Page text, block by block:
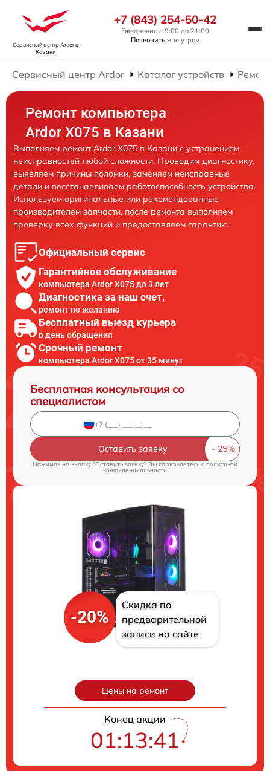
Сервисный центр Ardorв
Казани
+7 (843) 254-50-42
Ежедневно с 9:00 до 21:00
Позвонить мне утром
Сервисный центр Ardor Каталог устройств
Ремонт компьютера
Ardor X075 в Казани
Выполняем ремонт Ardor X075 в Казани с устранением
неисправностей любой сложности. Проводим диагностику,
выявляем причины поломки, заменяем неисправные
детали и восстанавливаем работоспособность устройства.
Используем оригинальные или рекомендованные
производителем запчасти, после ремонта выполняем
проверку всех функций и предоставляем гарантию.
Официальный сервис
Гарантийное обслуживание
компьютера Ardor X075 до 3 лет
Диагностика за наш счет,
ремонт по желанию
Бесплатный выезд курьера
в день обращения
Срочный ремонт
компьютера Ardor X075 от 35 минут
Бесплатная консультация со
специалистом
Оставить заявку
Нажимая на кнопку "Оставить заявку" Вы соглашаетесь cполитикой
конфиденциальности
-20%
Скидка по
предварительной
записи на сайте
Цены на ремонт
Конец акции
01:13:40